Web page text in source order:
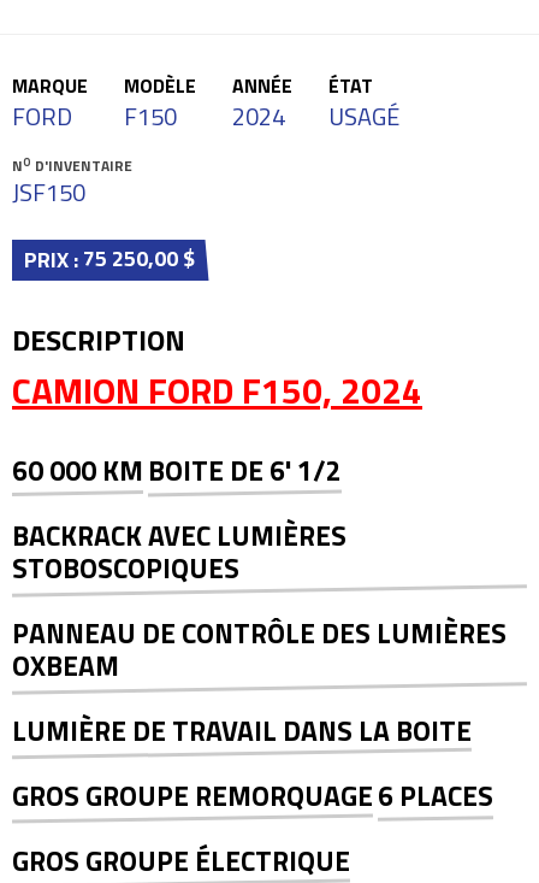
MARQUE
FORD
MODÈLE
F150
ANNÉE
2024
ÉTAT
USAGÉ
NO D'INVENTAIRE
JSF150
PRIX :75 250,00 $
DESCRIPTION
CAMION FORD F150, 2024
60 000 KM BOITE DE 6' 1/2
BACKRACK AVEC LUMIÈRES
STOBOSCOPIQUES
PANNEAU DE CONTRÔLE DES LUMIÈRES
OXBEAM
LUMIÈRE DE TRAVAIL DANS LA BOITE
GROS GROUPE REMORQUAGE6 PLACES
GROS GROUPE ÉLECTRIQUE